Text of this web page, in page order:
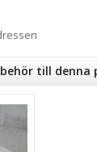
till denna